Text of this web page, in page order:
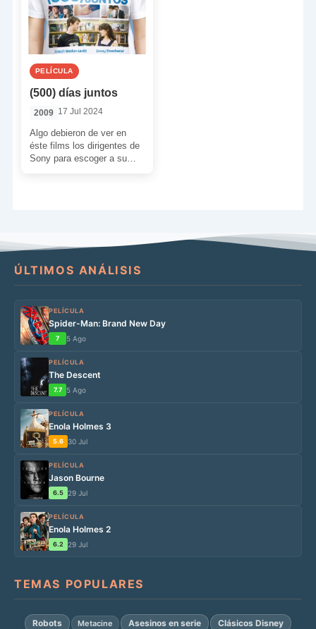
PELÍCULA
(500) días juntos
2009 17 Jul 2024
Algo debieron de ver en
éste films los dirigentes de
Sony para escoger a su
ÚLTIMOS ANÁLISIS
PELÍCULA
Spider-Man: Brand New Day
7 5 Ago
PELÍCULA
The Descent
7.7 5 Ago
PELÍCULA
Enola Holmes 3
5.6 30 Jul
PELÍCULA
Jason Bourne
6.5 29 Jul
PELÍCULA
Enola Holmes 2
6.2 29 Jul
TEMAS POPULARES
Robots Metacine Asesinos en serie
Clásicos Disney